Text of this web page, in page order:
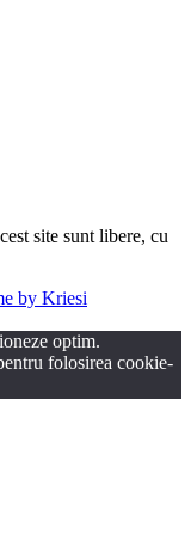
site sunt libere, cu
by Kriesi
optim.
folosirea cookie-